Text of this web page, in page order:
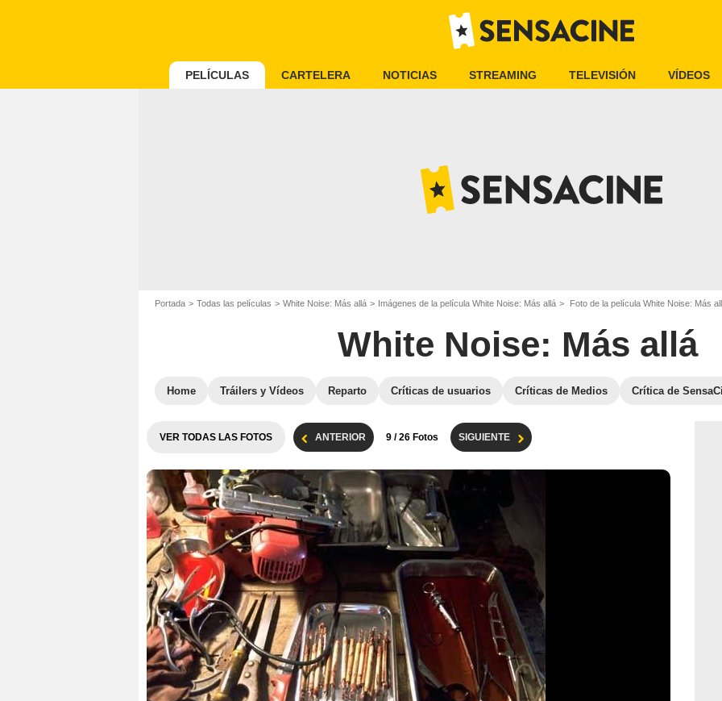
PELÍCULAS CARTELERA NOTICIAS STREAMING TELEVISIÓN VÍDEOS
Portada Todas las películas White Noise: Más allá Imágenes de la película White Noise: Más allá Foto de la película White Noise: Más
White Noise: Más allá
Home Tráilers y Vídeos Reparto Críticas de usuarios Críticas de Medios Crítica de
VER TODAS LAS FOTOS ANTERIOR 9 / 26 Fotos SIGUIENTE